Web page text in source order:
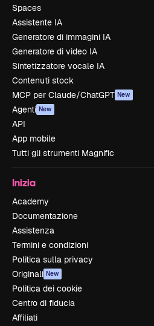
Spaces
Assistente IA
Generatore di immagini IA
Generatore di video IA
Sintetizzatore vocale IA
Contenuti stock
MCP per Claude/ChatGPT New
Agenti New
API
App mobile
Tutti gli strumenti Magnific
Inizia
Academy
Documentazione
Assistenza
Termini e condizioni
Politica sulla privacy
Originali New
Politica dei cookie
Centro di fiducia
Affiliati